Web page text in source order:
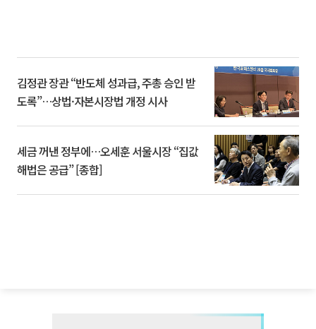
김정관 장관 “반도체 성과급, 주총 승인 받
도록”…상법·자본시장법 개정 시사
세금 꺼낸 정부에…오세훈 서울시장 “집값
해법은 공급” [종합]